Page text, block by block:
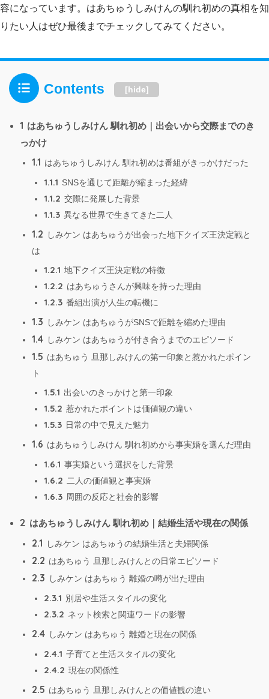
容になっています。はあちゅうしみけんの馴れ初めの真相を知
りたい人はぜひ最後までチェックしてみてください。
Contents [hide]
1 はあちゅうしみけん 馴れ初め｜出会いから交際までのき
っかけ
1.1 はあちゅうしみけん 馴れ初めは番組がきっかけだった
1.1.1 SNSを通じて距離が縮まった経緯
1.1.2 交際に発展した背景
1.1.3 異なる世界で生きてきた二人
1.2
しみケン はあちゅうが出会った地下クイズ王決定戦と
は
1.2.1 地下クイズ王決定戦の特徴
1.2.2 はあちゅうさんが興味を持った理由
1.2.3 番組出演が人生の転機に
1.3 しみケン はあちゅうがSNSで距離を縮めた理由
1.4 しみケン はあちゅうが付き合うまでのエピソード
1.5 はあちゅう 旦那しみけんの第一印象と惹かれたポイン
ト
1.5.1 出会いのきっかけと第一印象
1.5.2 惹かれたポイントは価値観の違い
1.5.3 日常の中で見えた魅力
1.6 はあちゅうしみけん 馴れ初めから事実婚を選んだ理由
1.6.1 事実婚という選択をした背景
1.6.2 二人の価値観と事実婚
1.6.3 周囲の反応と社会的影響
2 はあちゅうしみけん 馴れ初め｜結婚生活や現在の関係
2.1 しみケン はあちゅうの結婚生活と夫婦関係
2.2 はあちゅう 旦那しみけんとの日常エピソード
2.3 しみケン はあちゅう 離婚の噂が出た理由
2.3.1 別居や生活スタイルの変化
2.3.2 ネット検索と関連ワードの影響
2.4 しみケン はあちゅう 離婚と現在の関係
2.4.1 子育てと生活スタイルの変化
2.4.2 現在の関係性
2.5 はあちゅう 旦那しみけんとの価値観の違い